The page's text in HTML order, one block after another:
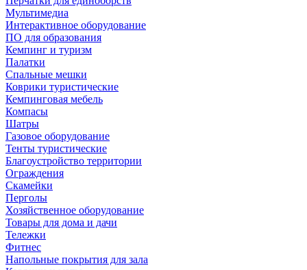
Мультимедиа
Интерактивное оборудование
ПО для образования
Кемпинг и туризм
Палатки
Спальные мешки
Коврики туристические
Кемпинговая мебель
Компасы
Шатры
Газовое оборудование
Тенты туристические
Благоустройство территории
Ограждения
Скамейки
Перголы
Хозяйственное оборудование
Товары для дома и дачи
Тележки
Фитнес
Напольные покрытия для зала